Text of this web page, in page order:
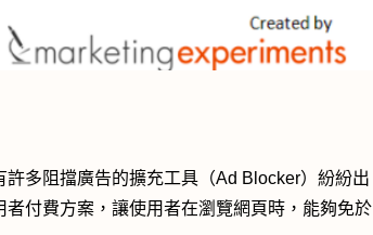
許多阻擋廣告的擴充工具（Ad Blocker）紛紛出
付費方案，讓使用者在瀏覽網頁時，能夠免於